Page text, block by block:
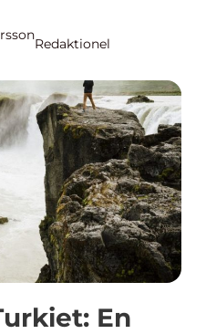
Redaktionel
En